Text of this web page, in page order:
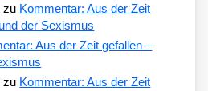
zu Kommentar: Aus der Zeit
der Sexismus
Aus der Zeit gefallen –
zu Kommentar: Aus der Zeit